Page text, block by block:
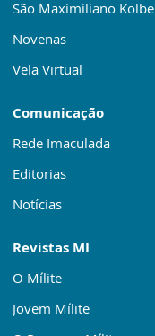
São Maximiliano Kolbe
Novenas
Vela Virtual
Comunicação
Rede Imaculada
Editorias
Notícias
Revistas MI
O Mílite
Jovem Mílite